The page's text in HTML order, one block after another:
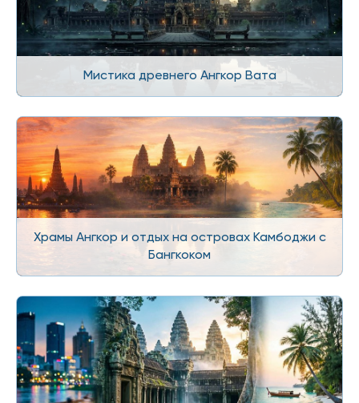
Мистика древнего Ангкор Вата
Храмы Ангкор и отдых на островах Камбоджи c
Бангкоком